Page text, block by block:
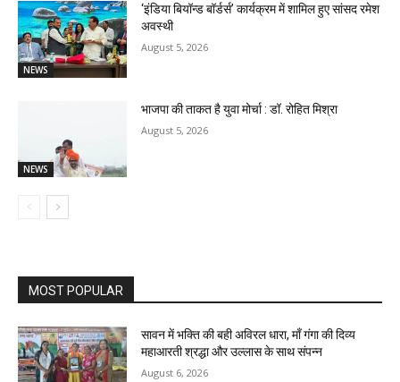
NEWS
‘इंडिया बियॉन्ड बॉर्डर्स’ कार्यक्रम में शामिल हुए सांसद रमेश
अवस्थी
August 5, 2026
NEWS
भाजपा की ताकत है युवा मोर्चा : डॉ. रोहित मिश्रा
August 5, 2026
MOST POPULAR
सावन में भक्ति की बही अविरल धारा, माँ गंगा की दिव्य
महाआरती श्रद्धा और उल्लास के साथ संपन्न
August 6, 2026